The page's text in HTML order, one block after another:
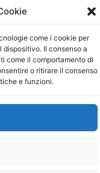
come i cookie per
Il consenso a
come il comportamento di
o ritirare il consenso
e funzioni.